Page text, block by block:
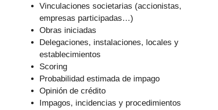
Vinculaciones societarias (accionistas,
empresas participadas…)
Obras iniciadas
Delegaciones, instalaciones, locales y
establecimientos
Scoring
Probabilidad estimada de impago
Opinión de crédito
Impagos, incidencias y procedimientos